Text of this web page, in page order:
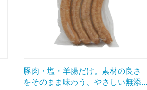
豚肉・塩・羊腸だけ。素材の良さ
をそのまま味わう、やさしい無添...